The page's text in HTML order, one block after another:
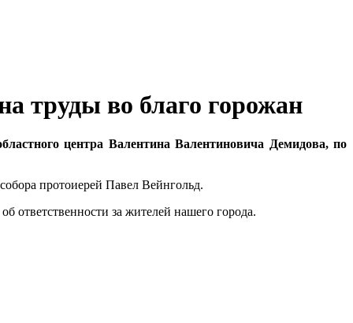
труды во благо горожан
центра Валентина Валентиновича Демидова, по
протоиерей Павел Вейнгольд.
ответственности за жителей нашего города.